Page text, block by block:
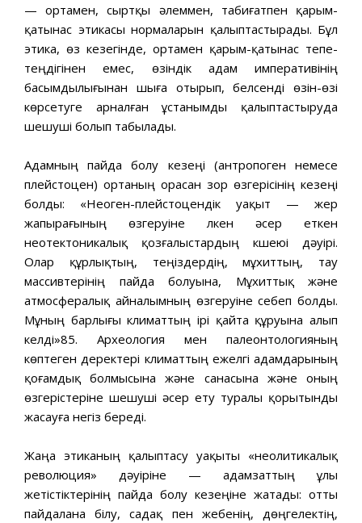
— ортамен, сыртқы әлеммен, табиғатпен қарым-
қатынас этикасы нормаларын қалыптастырады. Бұл
этика, өз кезегінде, ортамен қарым-қатынас тепе-
теңдігінен емес, өзіндік адам императивінің
басымдылығынан шыға отырып, белсенді өзін-өзі
көрсетуге арналған ұстанымды қалыптастыруда
шешуші болып табылады.
Адамның пайда болу кезеңі (антропоген немесе
плейстоцен) ортаның орасан зор өзгерісінің кезеңі
болды: «Неоген-плейстоцендік уақыт — жер
жапырағының өзгеруіне үлкен әсер еткен
неотектоникалық қозғалыстардың күшеюі дәуірі.
Олар құрлықтың, теңіздердің, мұхиттың, тау
массивтерінің пайда болуына, Мұхиттық және
атмосфералық айналымның өзгеруіне себеп болды.
Мұның барлығы климаттың ірі қайта құруына алып
келді»85. Археология мен палеонтологияның
көптеген деректері климаттың ежелгі адамдарының
қоғамдық болмысына және санасына және оның
өзгерістеріне шешуші әсер ету туралы қорытынды
жасауға негіз береді.
Жаңа этиканың қалыптасу уақыты «неолитикалық
революция» дәуіріне — адамзаттың ұлы
жетістіктерінің пайда болу кезеңіне жатады: отты
пайдалана білу, садақ пен жебенің, дөңгелектің,